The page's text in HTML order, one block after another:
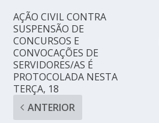
AÇÃO CIVIL CONTRA
SUSPENSÃO DE
CONCURSOS E
CONVOCAÇÕES DE
SERVIDORES/AS É
PROTOCOLADA NESTA
TERÇA, 18
ANTERIOR